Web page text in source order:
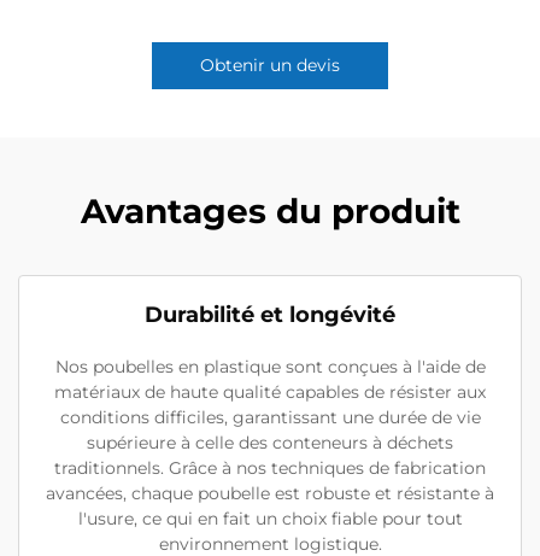
Obtenir un devis
Avantages du produit
Durabilité et longévité
Nos poubelles en plastique sont conçues à l'aide de
matériaux de haute qualité capables de résister aux
conditions difficiles, garantissant une durée de vie
supérieure à celle des conteneurs à déchets
traditionnels. Grâce à nos techniques de fabrication
avancées, chaque poubelle est robuste et résistante à
l'usure, ce qui en fait un choix fiable pour tout
environnement logistique.